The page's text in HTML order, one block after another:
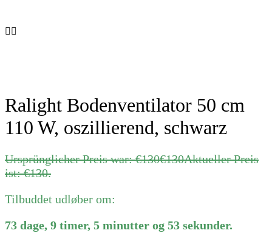
Ralight Bodenventilator 50 cm
110 W, oszillierend, schwarz
Ursprünglicher Preis war: €130€130Aktueller Preis
ist: €130.
Tilbuddet udløber om:
73 dage, 9 timer, 5 minutter og 53 sekunder.